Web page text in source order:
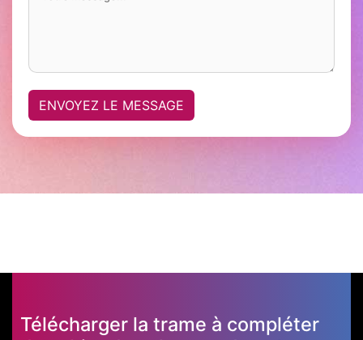
ENVOYEZ LE MESSAGE
Télécharger la trame à compléter